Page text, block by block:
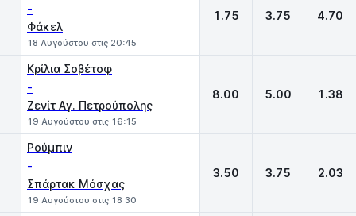
-
Φάκελ
18 Αυγούστου στις 20:45
1.75 3.75 4.70
Κρίλια Σοβέτοφ
-
Ζενίτ Αγ. Πετρούπολης
19 Αυγούστου στις 16:15
8.00 5.00 1.38
Ρούμπιν
-
Σπάρτακ Μόσχας
19 Αυγούστου στις 18:30
3.50 3.75 2.03